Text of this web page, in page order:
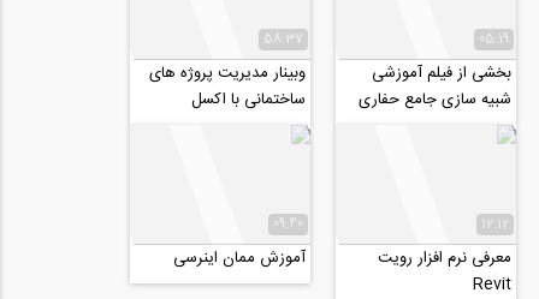
05:19
بخشی از فیلم آموزشی
شبیه سازی جامع حفاری
مکانیزه سپری تونل با
TBM در نرم افزار...
58:37
وبینار مدیریت پروژه‌ های
ساختمانی با اکسل
12:12
معرفی نرم افزار رویت
Revit
09:40
آموزش ممان اینرسی